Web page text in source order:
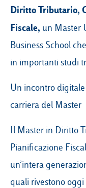
Roma
Milano
Belluno
Amsterdam
Dubai
Diritto Tributario,
Fiscale, un Master
Business School
in importanti studi
Un incontro
carriera del Master
Il Master in Diritto
Pianificazione
un’intera
quali rivestono